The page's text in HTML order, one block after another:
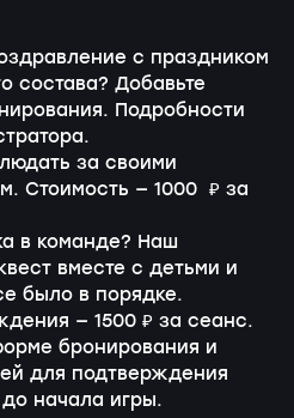
с праздником
состава? Добавьте
Подробности
за своими
Стоимость — 1000 ₽ за
в команде? Наш
вместе с детьми и
было в порядке.
— 1500 ₽ за сеанс.
бронирования и
для подтверждения
начала игры.